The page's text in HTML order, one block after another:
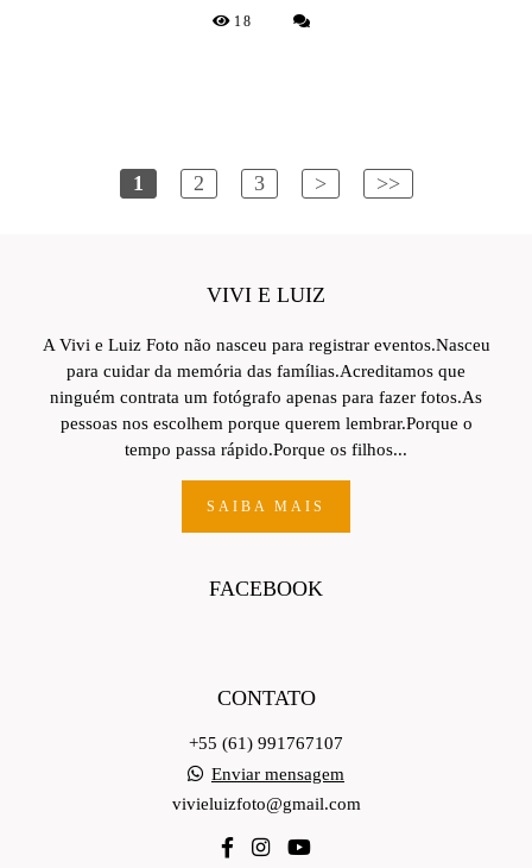
18
1 2 3 > >>
VIVI E LUIZ
A Vivi e Luiz Foto não nasceu para registrar eventos.Nasceu
para cuidar da memória das famílias.Acreditamos que
ninguém contrata um fotógrafo apenas para fazer fotos.As
pessoas nos escolhem porque querem lembrar.Porque o
tempo passa rápido.Porque os filhos...
SAIBA MAIS
FACEBOOK
CONTATO
+55 (61) 991767107
Enviar mensagem
vivieluizfoto@gmail.com